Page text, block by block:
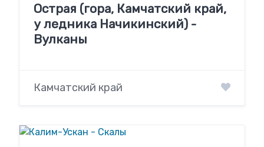
Острая (гора, Камчатский край,
у ледника Начикинский) -
Вулканы
Камчатский край